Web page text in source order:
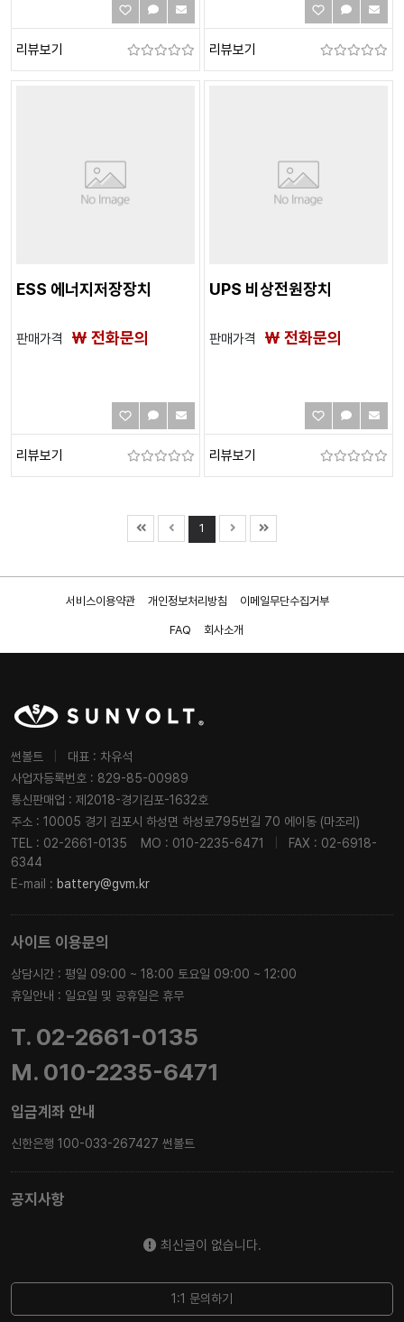
리뷰보기 리뷰보기
ESS 에너지저장장치
판매가격 ₩ 전화문의
리뷰보기
UPS 비상전원장치
판매가격 ₩ 전화문의
리뷰보기
1
서비스이용약관 개인정보처리방침 이메일무단수집거부
FAQ 회사소개
썬볼트
대표 : 차유석
사업자등록번호 : 829-85-00989
통신판매업 : 제2018-경기김포-1632호
주소 : 10005 경기 김포시 하성면 하성로795번길 70 에이동 (마조리)
TEL : 02-2661-0135
MO : 010-2235-6471
FAX : 02-6918-
6344
E-mail : battery@gvm.kr
사이트 이용문의
상담시간 : 평일 09:00 ~ 18:00 토요일 09:00 ~ 12:00
휴일안내 : 일요일 및 공휴일은 휴무
T. 02-2661-0135
M. 010-2235-6471
입금계좌 안내
신한은행 100-033-267427 썬볼트
공지사항
최신글이 없습니다.
1:1 문의하기